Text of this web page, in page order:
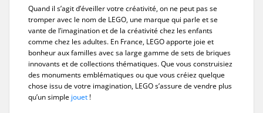
Quand il s’agit d’éveiller votre créativité, on ne peut pas se
tromper avec le nom de LEGO, une marque qui parle et se
vante de l’imagination et de la créativité chez les enfants
comme chez les adultes. En France, LEGO apporte joie et
bonheur aux familles avec sa large gamme de sets de briques
innovants et de collections thématiques. Que vous construisiez
des monuments emblématiques ou que vous créiez quelque
chose issu de votre imagination, LEGO s’assure de vendre plus
qu’un simple jouet !